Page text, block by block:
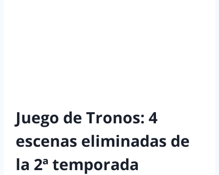
Juego de Tronos: 4
escenas eliminadas de
la 2ª temporada